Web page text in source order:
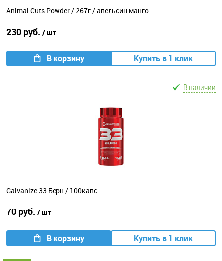
Animal Cuts Powder / 267г / апельсин манго
230 руб. / шт
В корзину Купить в 1 клик
В наличии
Galvanize 33 Берн / 100капс
70 руб. / шт
В корзину Купить в 1 клик